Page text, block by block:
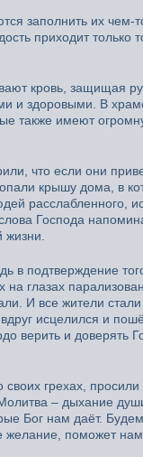
заполнить их чем-
приходит только
кровь, защищая
и здоровыми. В
также имеют
что если они
крышу дома, в
расслабленного,
Господа
в подтверждение
глазах
И все жители
исцелился и
верить и доверять
грехах,
– дыхание
Бог нам даёт.
желание, поможет